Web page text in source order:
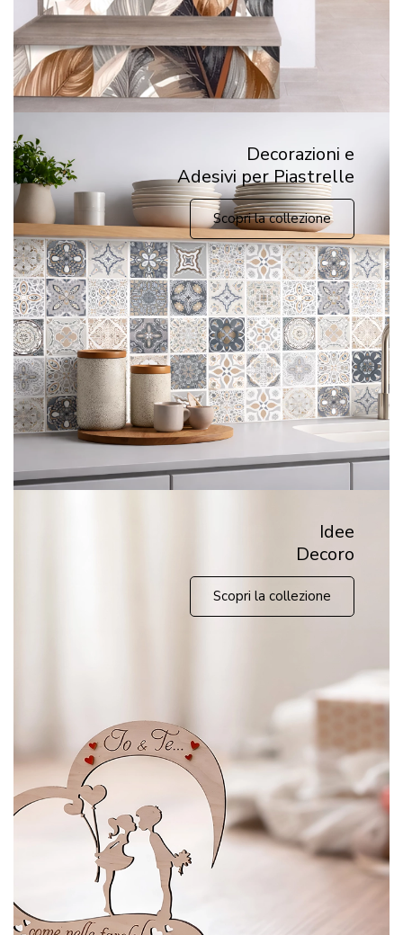
Decorazioni e
Adesivi per Piastrelle
Scopri la collezione
Idee
Decoro
Scopri la collezione